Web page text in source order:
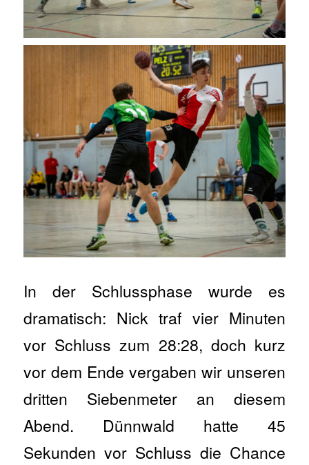
In der Schlussphase wurde es
dramatisch: Nick traf vier Minuten
vor Schluss zum 28:28, doch kurz
vor dem Ende vergaben wir unseren
dritten Siebenmeter an diesem
Abend. Dünnwald hatte 45
Sekunden vor Schluss die Chance